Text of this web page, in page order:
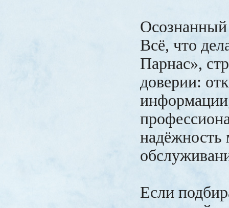
Всё, что
Парнас»,
доверии:
Если